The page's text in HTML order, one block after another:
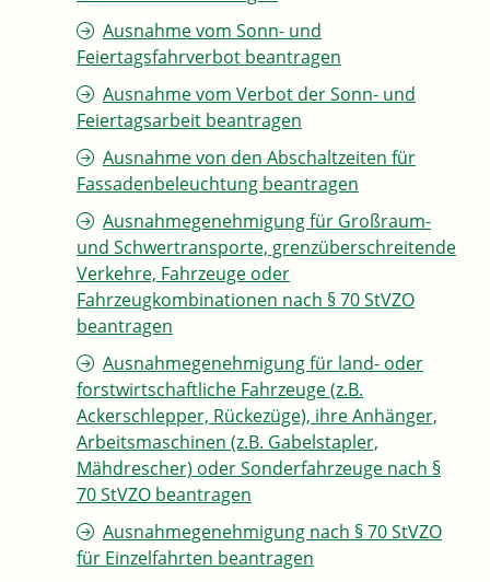
Ausnahme vom Sonn- und
Feiertagsfahrverbot beantragen
Ausnahme vom Verbot der Sonn- und
Feiertagsarbeit beantragen
Ausnahme von den Abschaltzeiten für
Fassadenbeleuchtung beantragen
Ausnahmegenehmigung für Großraum-
und Schwertransporte, grenzüberschreitende
Verkehre, Fahrzeuge oder
Fahrzeugkombinationen nach § 70 StVZO
beantragen
Ausnahmegenehmigung für land- oder
forstwirtschaftliche Fahrzeuge (z.B.
Ackerschlepper, Rückezüge), ihre Anhänger,
Arbeitsmaschinen (z.B. Gabelstapler,
Mähdrescher) oder Sonderfahrzeuge nach §
70 StVZO beantragen
Ausnahmegenehmigung nach § 70 StVZO
für Einzelfahrten beantragen